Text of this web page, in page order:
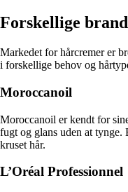
Forskellige
Markedet for hårcremer er
i forskellige behov og
Moroccanoil
Moroccanoil er kendt for
fugt og glans uden at
kruset hår.
L’Oréal Professionnel